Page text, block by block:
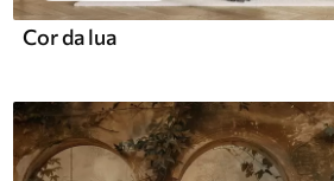
Cor da lua